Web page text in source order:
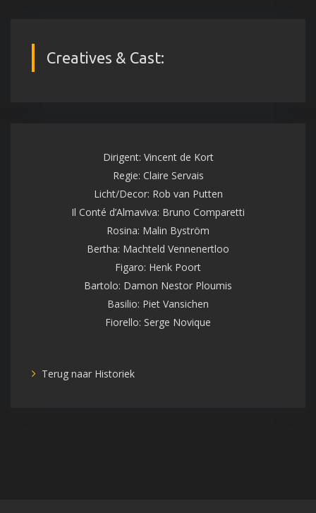
Creatives & Cast:
Dirigent: Vincent de Kort
Regie: Claire Servais
Licht/Decor: Rob van Putten
Il Conté d’Almaviva: Bruno Comparetti
Rosina: Malin Byström
Bertha: Machteld Vennenertloo
Figaro: Henk Poort
Bartolo: Damon Nestor Ploumis
Basilio: Piet Vansichen
Fiorello: Serge Novique
Terug naar Historiek